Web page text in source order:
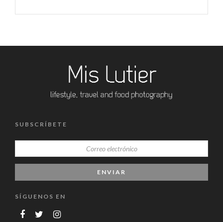
SUBSCRÍBETE
SÍGUENOS EN